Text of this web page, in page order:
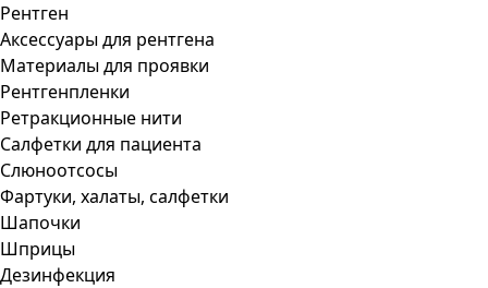
Рентген
Аксессуары для рентгена
Материалы для проявки
Рентгенпленки
Ретракционные нити
Салфетки для пациента
Слюноотсосы
Фартуки, халаты, салфетки
Шапочки
Шприцы
Дезинфекция